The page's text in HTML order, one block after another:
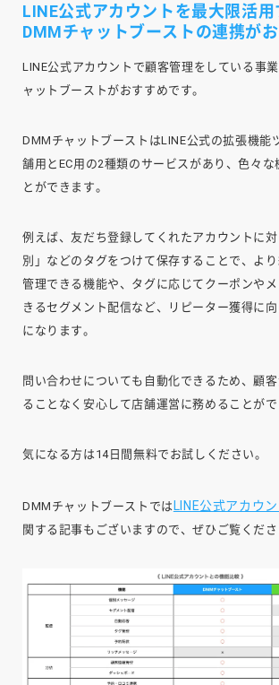
LINE公式アカウントを最大限活用
DMMチャットブーストの連携が
LINE公式アカウントで顧客管理をしている事
ャットブーストがおすすめです。
DMMチャットブーストはLINE公式の拡張機能
舗用とEC用の2種類のサービスがあり、色々な
とができます。
例えば、友だち登録してくれたアカウントに
別」などのタグをつけて保存することで、よ
管理できる機能や、タグに応じてクーポンや
きるセグメント配信など、リピーター獲得に
になります。
問い合わせについても自動化できるため、顧
ることなく安心して店舗運営に務めることがで
気になる方は14日間無料でお試しください。
DMMチャットブーストでは LINE公式アカウ
関する記事もございますので、ぜひご覧くださ